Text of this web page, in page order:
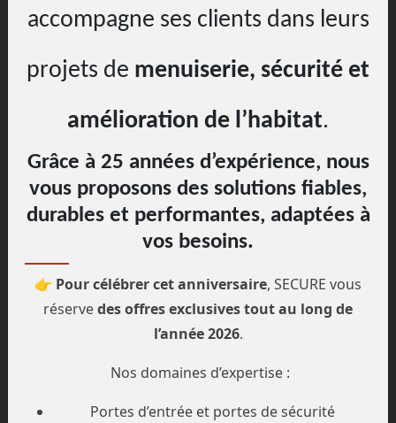
accompagne ses clients dans leurs
projets de menuiserie, sécurité et
amélioration de l’habitat.
Grâce à 25 années d’expérience, nous
vous proposons des solutions fiables,
durables et performantes, adaptées à
vos besoins.
👉 Pour célébrer cet anniversaire, SECURE vous
réservedes offres exclusives tout au long de
l’année 2026.
Nos domaines d’expertise :
Portes d’entrée et portes de sécurité
NOS PARTENAIRES ASSURANCES - "
REPARATIONS SINISTRES - REN"